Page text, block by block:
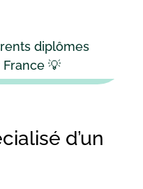
diplômes
💡
d’un